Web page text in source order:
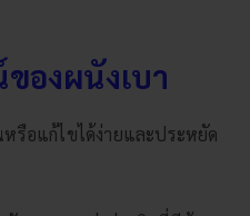
องผนังเบา
รือแก้ไขได้ง่ายและประหยัด